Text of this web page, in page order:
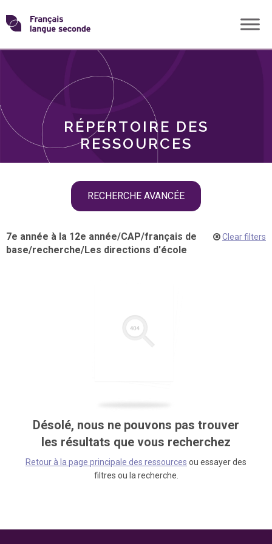
Skip
toTransformons
langue
RÉPERTOIRE DES
RESSOURCES
RECHERCHE AVANCÉE
THÈMES
7e année à la 12e année/CAP/français de
base/recherche/Les directions d'école
Clear filters
Désolé, nous ne pouvons pas trouver
les résultats que vous recherchez
Retour à la page principale des ressources ou essayer des
filtres ou la recherche.